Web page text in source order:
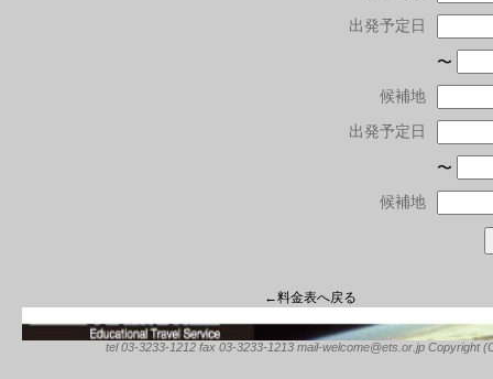
出発予定日
〜
候補地
出発予定日
〜
候補地
←料金表へ戻る
tel 03-3233-1212 fax 03-3233-1213 mail-welcome@ets.or.jp Copyright